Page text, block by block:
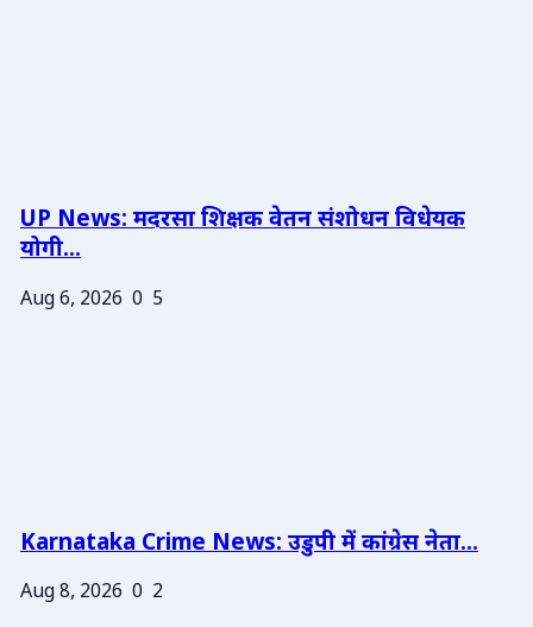
UP News: मदरसा शिक्षक वेतन संशोधन विधेयक
योगी...
Aug 6, 2026 0 5
Karnataka Crime News: उडुपी में कांग्रेस नेता...
Aug 8, 2026 0 2